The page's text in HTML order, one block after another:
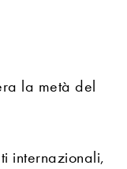
la metà del
internazionali,